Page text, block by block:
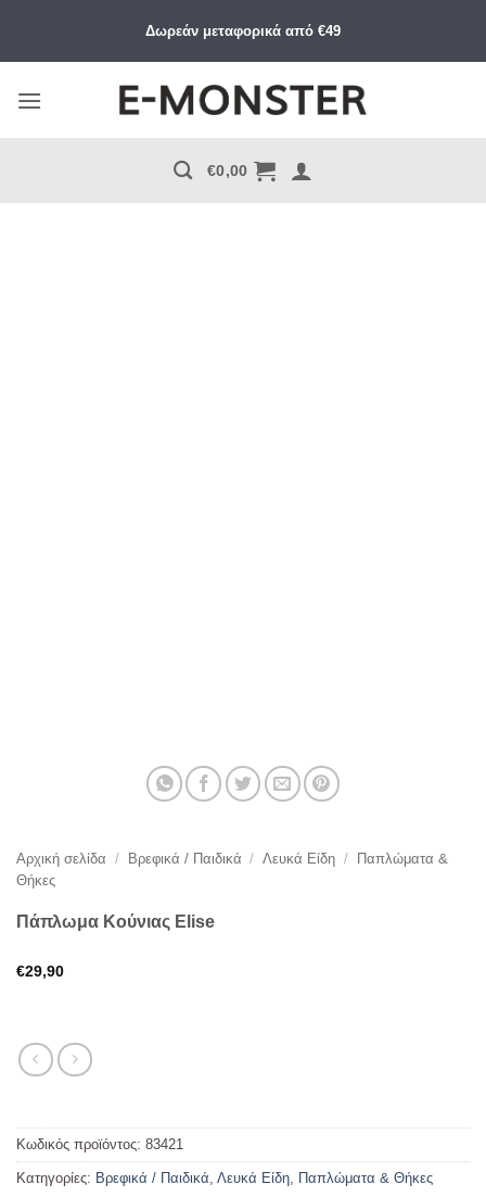
περιεχόμενο
Δωρεάν μεταφορικά από €49
€0,00
Αρχική σελίδα / Βρεφικά / Παιδικά / Λευκά Είδη /
Παπλώματα &
Θήκες
Πάπλωμα Κούνιας Elise
€29,90
Κωδικός προϊόντος: 83421
Κατηγορίες: Βρεφικά / Παιδικά Λευκά Είδη
Παπλώματα & Θήκες